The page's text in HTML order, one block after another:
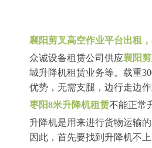
襄阳剪叉高空作业平台出租
众诚设备租赁公司供应襄阳
城升降机租赁业务等。载重
优势，无需支腿，边行走边
枣阳8米升降机租赁不能正常
升降机是用来进行货物运输
因此，首先要找到升降机不